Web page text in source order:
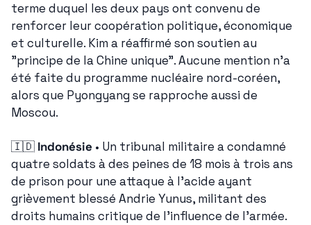
terme duquel les deux pays ont convenu de
renforcer leur coopération politique, économique
et culturelle. Kim a réaffirmé son soutien au
"principe de la Chine unique". Aucune mention n'a
été faite du programme nucléaire nord-coréen,
alors que Pyongyang se rapproche aussi de
Moscou.
🇮🇩 Indonésie • Un tribunal militaire a condamné
quatre soldats à des peines de 18 mois à trois ans
de prison pour une attaque à l'acide ayant
grièvement blessé Andrie Yunus, militant des
droits humains critique de l'influence de l'armée.